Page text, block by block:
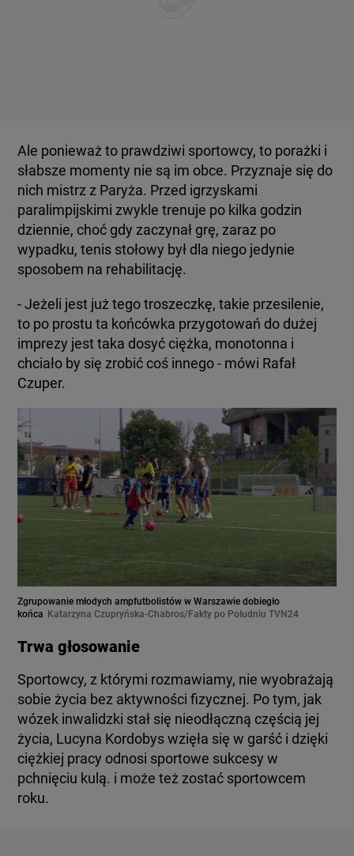
Ale ponieważ to prawdziwi sportowcy, to porażki i
słabsze momenty nie są im obce. Przyznaje się do
nich mistrz z Paryża. Przed igrzyskami
paralimpijskimi zwykle trenuje po kilka godzin
dziennie, choć gdy zaczynał grę, zaraz po
wypadku, tenis stołowy był dla niego jedynie
sposobem na rehabilitację.
- Jeżeli jest już tego troszeczkę, takie przesilenie,
to po prostu ta końcówka przygotowań do dużej
imprezy jest taka dosyć ciężka, monotonna i
chciało by się zrobić coś innego - mówi Rafał
Czuper.
Zgrupowanie młodych ampfutbolistów w Warszawie dobiegło
końca Katarzyna Czupryńska-Chabros/Fakty po Południu TVN24
Trwa głosowanie
Sportowcy, z którymi rozmawiamy, nie wyobrażają
sobie życia bez aktywności fizycznej. Po tym, jak
wózek inwalidzki stał się nieodłączną częścią jej
życia, Lucyna Kordobys wzięła się w garść i dzięki
ciężkiej pracy odnosi sportowe sukcesy w
pchnięciu kulą. i może też zostać sportowcem
roku.